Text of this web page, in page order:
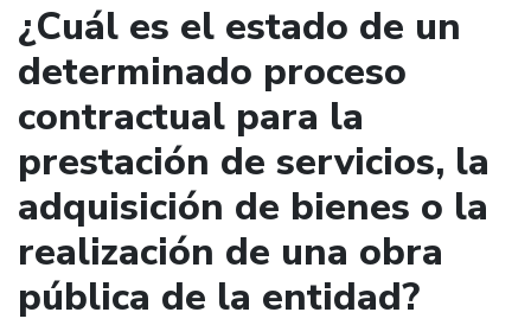
¿Cuál es el estado de un
determinado proceso
contractual para la
prestación de servicios, la
adquisición de bienes o la
realización de una obra
pública de la entidad?